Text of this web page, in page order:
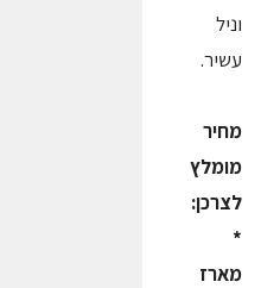
וניל
עשיר.
מחיר
מומלץ
לצרכן:
*
מארז